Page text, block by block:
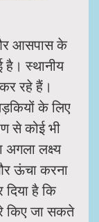
आसपास के
है। स्थानीय
रहे हैं।
के लिए
से कोई भी
अगला लक्ष्य
ऊंचा करना
है कि
किए जा सकते